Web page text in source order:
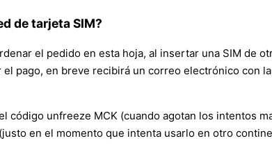
de tarjeta SIM?
el pedido en esta hoja, al insertar una SIM de
pago, en breve recibirá un correo electrónico con
código unfreeze MCK (cuando agotan los intentos
en el momento que intenta usarlo en otro